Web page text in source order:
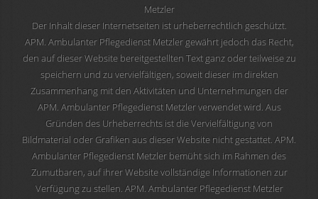
Metzler
Der Inhalt dieser Internetseiten ist urheberrechtlich geschützt.
APM. Ambulanter Pflegedienst Metzler gewährt jedoch das Recht,
den auf dieser Website bereitgestellten Text ganz oder teilweise zu
speichern und zu vervielfältigen, soweit dieser im direkten
Zusammenhang mit den Aktivitäten und Unternehmungen der
APM. Ambulanter Pflegedienst Metzler verwendet wird. Aus
Gründen des Urheberrechts ist die Vervielfältigung von
Bildmaterial oder Grafiken aus dieser Website nicht gestattet. APM.
Ambulanter Pflegedienst Metzler bemüht sich im Rahmen des
Zumutbaren, auf ihrer Website vollständige Informationen zur
Verfügung zu stellen. APM. Ambulanter Pflegedienst Metzler